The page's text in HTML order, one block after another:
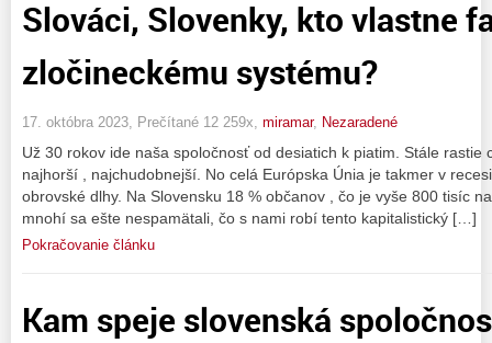
Slováci, Slovenky, kto vlastne
zločineckému systému?
17. októbra 2023, Prečítané 12 259x, miramar, Nezaradené
Už 30 rokov ide naša spoločnosť od desiatich k piatim. Stále
najhorší , najchudobnejší. No celá Európska Únia je takmer v
obrovské dlhy. Na Slovensku 18 % občanov , čo je vyše 800 tisíc
mnohí sa ešte nespamätali, čo s nami robí tento kapitalistický […]
Pokračovanie článku
Kam speje slovenská